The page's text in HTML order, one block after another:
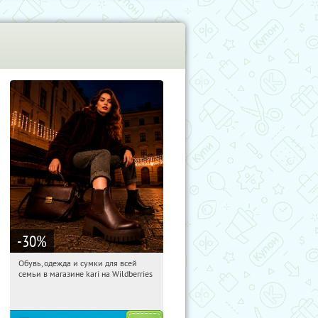
-30%
09:12:13 Получили:
Обувь, одежда и сумки для всей
семьи в магазине kari на Wildberries